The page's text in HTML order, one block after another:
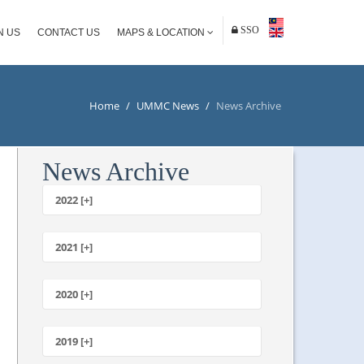
US CONTACT US MAPS & LOCATION SSO
Home / UMMC News / News Archive
News Archive
2022 [+]
2021 [+]
October
July
2020 [+]
January
2019 [+]